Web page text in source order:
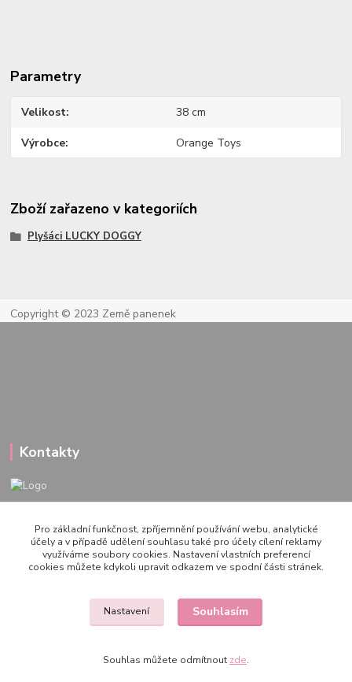
Parametry
Velikost 38 cm
Výrobce Orange Toys
Zboží zařazeno v kategoriích
Plyšáci LUCKY DOGGY
Copyright © 2023 Země panenek
Kontakty
PO-PÁ 10-20h., SO+NE 14-20h.
zemepanenek@gmail.com
Pro základní funkčnost, zpříjemnění používání webu, analytické
účely a v případě udělení souhlasu také pro účely cílení reklamy
využíváme soubory cookies. Nastavení vlastních preferencí
cookies můžete kdykoli upravit odkazem ve spodní části stránek.
Nastavení Souhlasím
Souhlas můžete odmítnout zde.